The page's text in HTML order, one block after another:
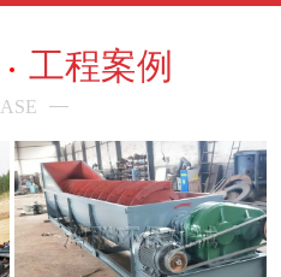
工程案例